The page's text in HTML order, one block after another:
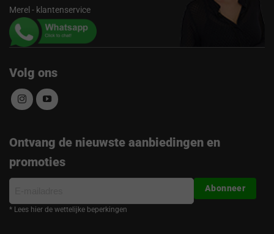
Merel - klantenservice
Volg ons
Ontvang de nieuwste aanbiedingen en
promoties
mailadres
* Lees hier de wettelijke beperkingen
Abonneer